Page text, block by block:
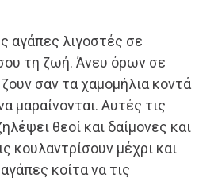
αγάπες λιγοστές σε
τη ζωή. Άνευ όρων σε
σαν τα χαμομήλια κοντά
μαραίνονται. Αυτές τις
θεοί και δαίμονες και
κουλαντρίσουν μέχρι και
κοίτα να τις